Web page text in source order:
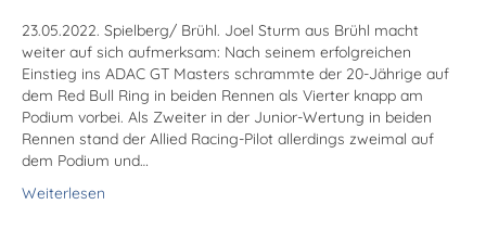
23.05.2022. Spielberg/ Brühl. Joel Sturm aus Brühl macht
weiter auf sich aufmerksam: Nach seinem erfolgreichen
Einstieg ins ADAC GT Masters schrammte der 20-Jährige auf
dem Red Bull Ring in beiden Rennen als Vierter knapp am
Podium vorbei. Als Zweiter in der Junior-Wertung in beiden
Rennen stand der Allied Racing-Pilot allerdings zweimal auf
dem Podium und…
Weiterlesen